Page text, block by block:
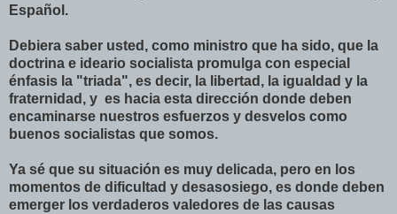
Español.
Debiera saber usted, como ministro que ha sido, que la
doctrina e ideario socialista promulga con especial
énfasis la "triada", es decir, la libertad, la igualdad y la
fraternidad, y es hacia esta dirección donde deben
encaminarse nuestros esfuerzos y desvelos como
buenos socialistas que somos.
Ya sé que su situación es muy delicada, pero en los
momentos de dificultad y desasosiego, es donde deben
emerger los verdaderos valedores de las causas